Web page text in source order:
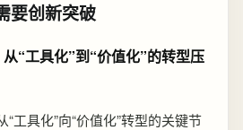
要创新突破
“工具化”到“价值化”的转型压
工具化”向“价值化”转型的关键节